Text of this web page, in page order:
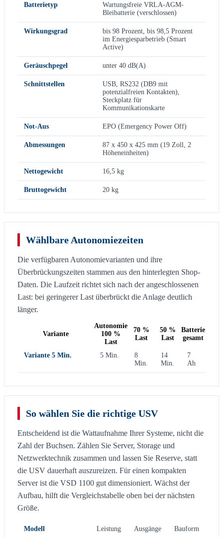
Batterietyp
Wartungsfreie VRLA-AGM-
Bleibatterie (verschlossen)
Wirkungsgrad
bis 98 Prozent, bis 98,5 Prozent
im Energiesparbetrieb (Smart
Active)
Geräuschpegel unter 40 dB(A)
Schnittstellen
USB, RS232 (DB9 mit
potenzialfreien Kontakten),
Steckplatz für
Kommunikationskarte
Not-Aus EPO (Emergency Power Off)
Abmessungen
87 x 450 x 425 mm (19 Zoll, 2
Höheneinheiten)
Nettogewicht 16,5 kg
Bruttogewicht 20 kg
Wählbare Autonomiezeiten
Die verfügbaren Autonomievarianten und ihre
Überbrückungszeiten stammen aus den hinterlegten Shop-
Daten. Die Laufzeit richtet sich nach der angeschlossenen
Last: bei geringerer Last überbrückt die Anlage deutlich
länger.
Variante
Autonomie
100 %
Last
70 %
Last
50 %
Last
Batterie
gesamt
Variante 5 Min. 5 Min.
8
Min.
14
Min.
7
Ah
So wählen Sie die richtige USV
Entscheidend ist die Wattaufnahme Ihrer Systeme, nicht die
Zahl der Buchsen. Zählen Sie Server, Storage und
Netzwerktechnik zusammen und lassen Sie Reserve, statt
die USV dauerhaft auszureizen. Für einen kompakten
Server ist die VSD 1100 gut dimensioniert. Wächst der
Aufbau, hilft die Vergleichstabelle oben bei der nächsten
Größe.
Modell Leistung Ausgänge Bauform